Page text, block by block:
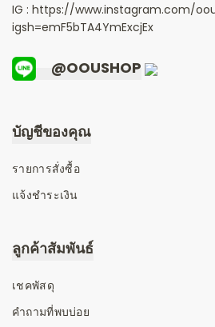
IG : https://www.instagram.com/
igsh=emF5bTA4YmExcjEx
@OOUSHOP
บัญชีของคุณ
รายการสั่งซื้อ
แจ้งชำระเงิน
ลูกค้าสัมพันธ์
เชคพัสดุ
คำถามที่พบบ่อย